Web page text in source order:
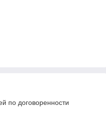
по договоренности